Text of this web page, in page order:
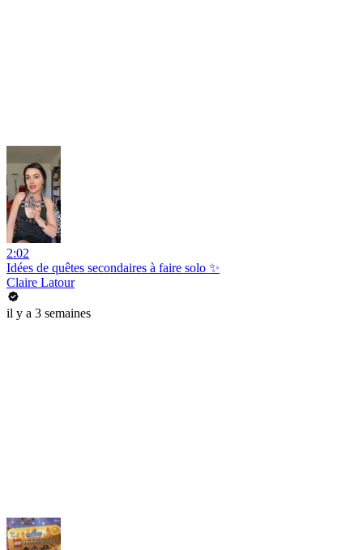
2:02
Idées de quêtes secondaires à faire solo ✨
Claire Latour
il y a 3 semaines